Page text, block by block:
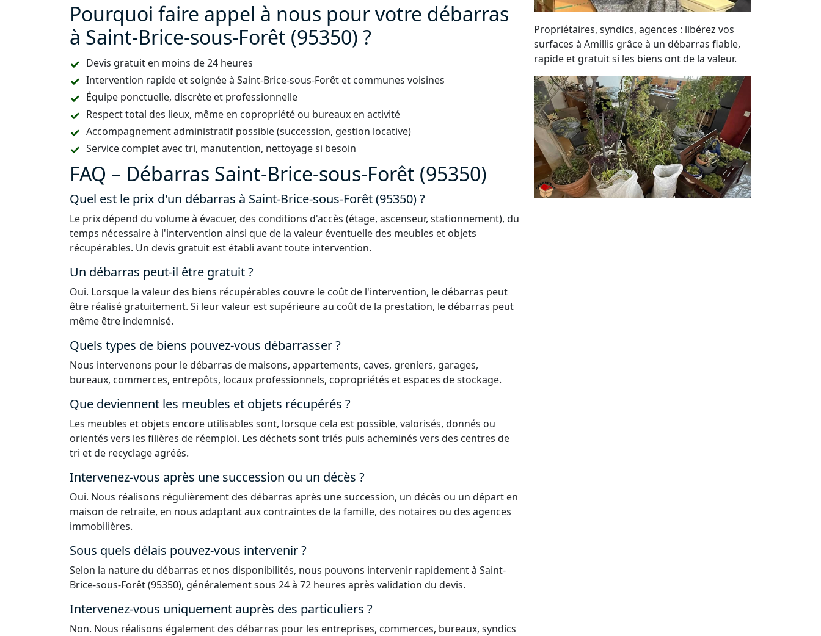
Pourquoi faire appel à nous pour votre débarras
à Saint-Brice-sous-Forêt (95350) ?
Devis gratuit en moins de 24 heures
Intervention rapide et soignée à Saint-Brice-sous-Forêt et communes voisines
Équipe ponctuelle, discrète et professionnelle
Respect total des lieux, même en copropriété ou bureaux en activité
Accompagnement administratif possible (succession, gestion locative)
Service complet avec tri, manutention, nettoyage si besoin
FAQ – Débarras Saint-Brice-sous-Forêt (95350)
Quel est le prix d'un débarras à Saint-Brice-sous-Forêt (95350) ?
Le prix dépend du volume à évacuer, des conditions d'accès (étage, ascenseur, stationnement), du
temps nécessaire à l'intervention ainsi que de la valeur éventuelle des meubles et objets
récupérables. Un devis gratuit est établi avant toute intervention.
Un débarras peut-il être gratuit ?
Oui. Lorsque la valeur des biens récupérables couvre le coût de l'intervention, le débarras peut
être réalisé gratuitement. Si leur valeur est supérieure au coût de la prestation, le débarras peut
même être indemnisé.
Quels types de biens pouvez-vous débarrasser ?
Nous intervenons pour le débarras de maisons, appartements, caves, greniers, garages,
bureaux, commerces, entrepôts, locaux professionnels, copropriétés et espaces de stockage.
Que deviennent les meubles et objets récupérés ?
Les meubles et objets encore utilisables sont, lorsque cela est possible, valorisés, donnés ou
orientés vers les filières de réemploi. Les déchets sont triés puis acheminés vers des centres de
tri et de recyclage agréés.
Intervenez-vous après une succession ou un décès ?
Oui. Nous réalisons régulièrement des débarras après une succession, un décès ou un départ en
maison de retraite, en nous adaptant aux contraintes de la famille, des notaires ou des agences
immobilières.
Sous quels délais pouvez-vous intervenir ?
Selon la nature du débarras et nos disponibilités, nous pouvons intervenir rapidement à Saint-
Brice-sous-Forêt (95350), généralement sous 24 à 72 heures après validation du devis.
Intervenez-vous uniquement auprès des particuliers ?
Non. Nous réalisons également des débarras pour les entreprises, commerces, bureaux, syndics
Propriétaires, syndics, agences : libérez vos
surfaces à Amillis grâce à un débarras fiable,
rapide et gratuit si les biens ont de la valeur.